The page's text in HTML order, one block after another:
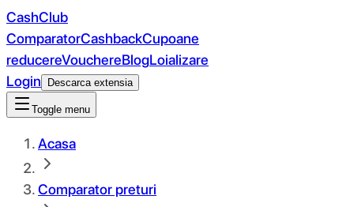
CashClub
ComparatorCashbackCupoane
reducereVouchereBlogLoializare
Login
Descarca extensia
Toggle menu
Acasa
Comparator preturi